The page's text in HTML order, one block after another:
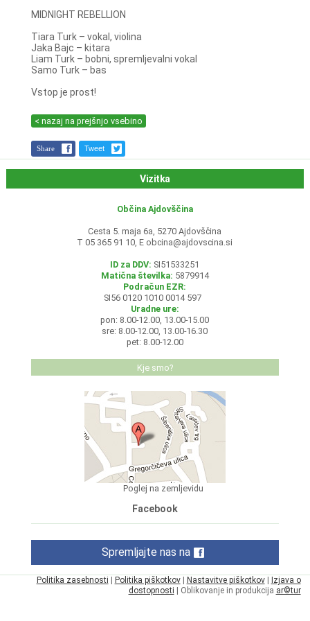
MIDNIGHT REBELLION
Tiara Turk – vokal, violina
Jaka Bajc – kitara
Liam Turk – bobni, spremljevalni vokal
Samo Turk – bas
Vstop je prost!
< nazaj na prejšnjo vsebino
Share Tweet
Vizitka
Občina Ajdovščina
Cesta 5. maja 6a, 5270 Ajdovščina
T 05 365 91 10, E obcina@ajdovscina.si
ID za DDV: SI51533251
Matična številka: 5879914
Podračun EZR:
SI56 0120 1010 0014 597
Uradne ure:
pon: 8.00-12.00, 13.00-15.00
sre: 8.00-12.00, 13.00-16.30
pet: 8.00-12.00
Kje smo?
Poglej na zemljevidu
Facebook
Spremljajte nas na
Politika zasebnosti | Politika piškotkov| Nastavitve piškotkov| Izjava o
dostopnosti | Oblikovanje in produkcija ar©tur